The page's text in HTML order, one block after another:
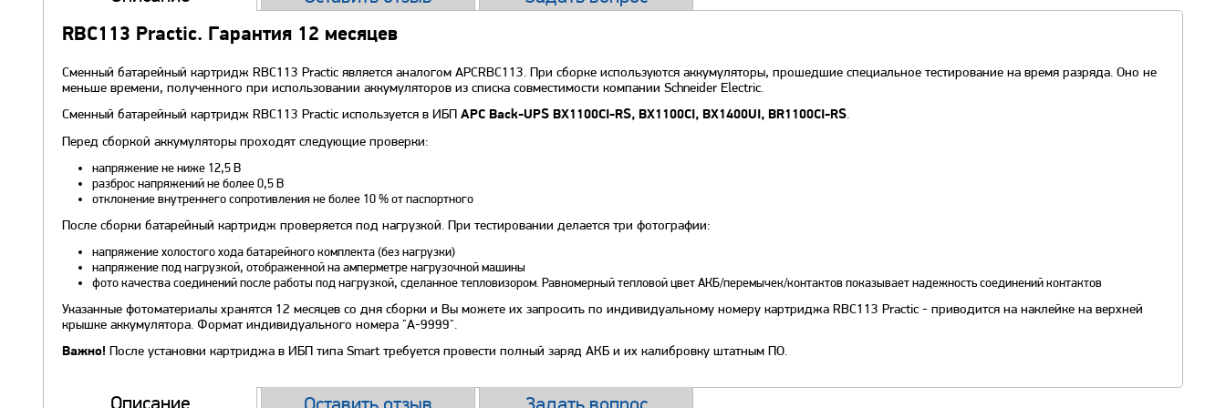
RBC113 Practic. Гарантия 12 месяцев
Сменный батарейный картридж RBC113 Practic является аналогом APCRBC113. При сборке используются аккумуляторы, прошедшие специальное тестирование на время разряда. Оно не
меньше времени, полученного при использовании аккумуляторов из списка совместимости компании Schneider Electric.
Сменный батарейный картридж RBC113 Practic используется в ИБП APC Back-UPS BX1100CI-RS, BX1100CI, BX1400UI, BR1100CI-RS.
Перед сборкой аккумуляторы проходят следующие проверки:
напряжение не ниже 12,5 В
разброс напряжений не более 0,5 В
отклонение внутреннего сопротивления не более 10 % от паспортного
После сборки батарейный картридж проверяется под нагрузкой. При тестировании делается три фотографии:
напряжение холостого хода батарейного комплекта (без нагрузки)
напряжение под нагрузкой, отображенной на амперметре нагрузочной машины
фото качества соединений после работы под нагрузкой, сделанное тепловизором. Равномерный тепловой цвет АКБ/перемычек/контактов показывает надежность соединений контактов
Указанные фотоматериалы хранятся 12 месяцев со дня сборки и Вы можете их запросить по индивидуальному номеру картриджа RBC113 Practic - приводится на наклейке на верхней
крышке аккумулятора. Формат индивидуального номера "А-9999".
Важно! После установки картриджа в ИБП типа Smart требуется провести полный заряд АКБ и их калибровку штатным ПО.
Описание